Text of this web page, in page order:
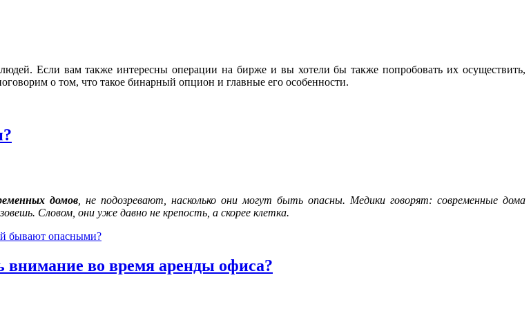
Если вам также интересны операции на бирже и вы хотели бы также попробовать их осуществить,
о том, что такое бинарный опцион и главные его особенности.
домов , не подозревают, насколько они могут быть опасны. Медики говорят: современные дома
Словом, они уже давно не крепость, а скорее клетка.
бывают опасными?
во время аренды офиса?